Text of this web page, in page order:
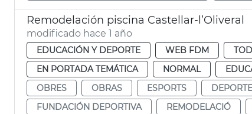
Remodelación piscina Castellar-l’Oliveral
modificado hace 1 año
EDUCACIÓN Y DEPORTE WEB FDM
EN PORTADA TEMÁTICA
NORMAL
OBRES
OBRAS ESPORTS
FUNDACIÓN DEPORTIVA
REMODELACIÓ